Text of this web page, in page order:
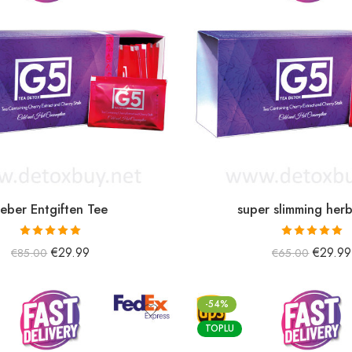
Entgiften Tee
5 üzerinden
€85.00 €29.99
super slimming
5 üzerinden
€65.00 €29.99
-54%
TOPLU